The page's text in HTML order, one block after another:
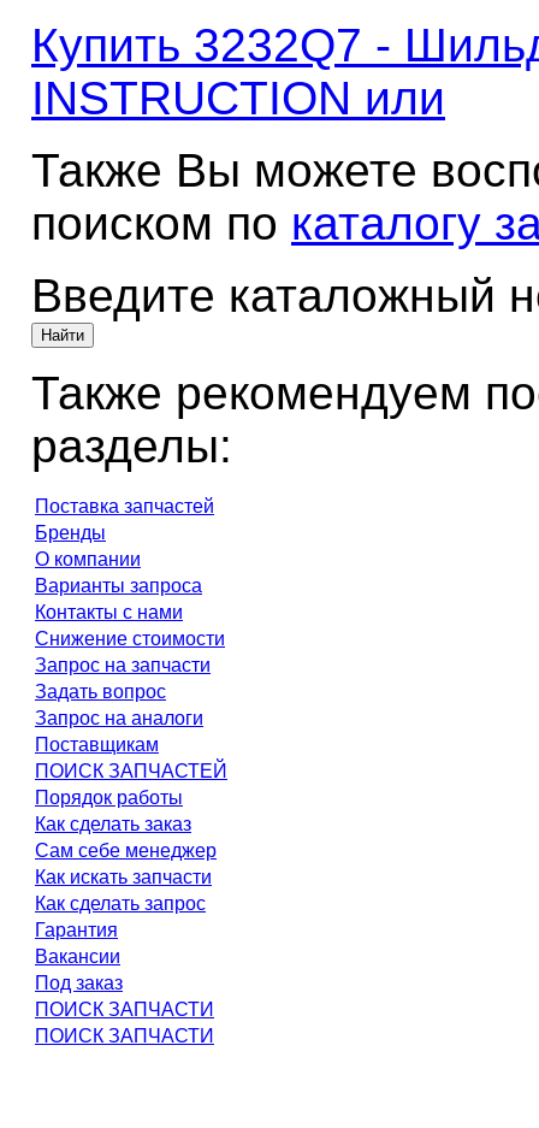
Купить 3232Q7 -
INSTRUCTION или
Также Вы можете
поиском по каталогу
Введите каталожный
Также рекомендуем
разделы:
Поставка запчастей
Бренды
О компании
Варианты запроса
Контакты с нами
Снижение стоимости
Запрос на запчасти
Задать вопрос
Запрос на аналоги
Поставщикам
ПОИСК ЗАПЧАСТЕЙ
Порядок работы
Как сделать заказ
Сам себе менеджер
Как искать запчасти
Как сделать запрос
Гарантия
Вакансии
Под заказ
ПОИСК ЗАПЧАСТИ
ПОИСК ЗАПЧАСТИ